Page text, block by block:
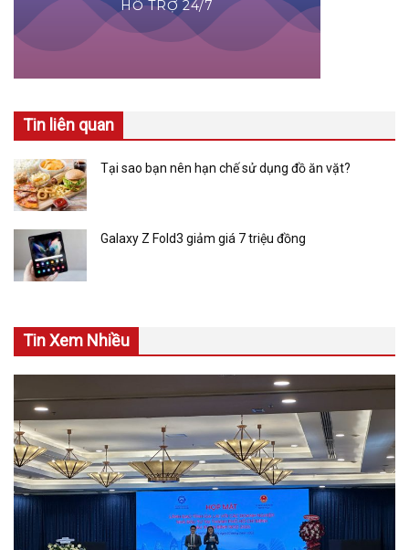
Tin liên quan
Tại sao bạn nên hạn chế sử dụng đồ ăn vặt?
Galaxy Z Fold3 giảm giá 7 triệu đồng
Tin Xem Nhiều